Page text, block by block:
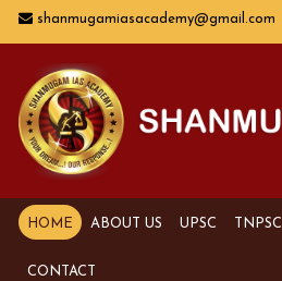
shanmugamiasacademy@gmail.com
HOME ABOUT US UPSC TNPSC
CONTACT